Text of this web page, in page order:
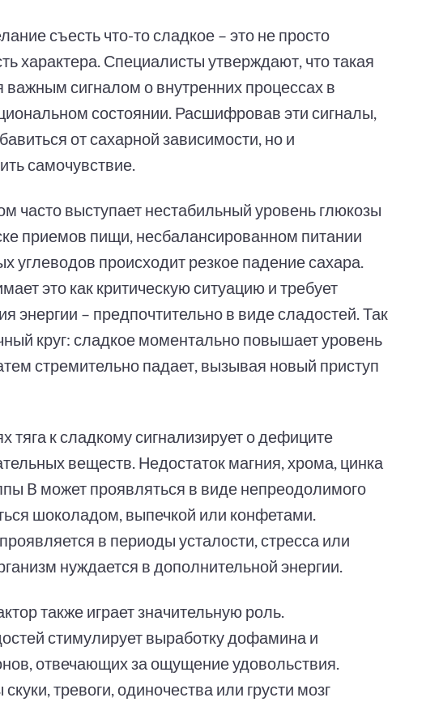
съесть что-то сладкое – это не просто
характера. Специалисты утверждают, что такая
важным сигналом о внутренних процессах в
состоянии. Расшифровав эти сигналы,
от сахарной зависимости, но и
самочувствие.
часто выступает нестабильный уровень глюкозы
приемов пищи, несбалансированном питании
углеводов происходит резкое падение сахара.
это как критическую ситуацию и требует
энергии – предпочтительно в виде сладостей. Так
круг: сладкое моментально повышает уровень
стремительно падает, вызывая новый приступ
тяга к сладкому сигнализирует о дефиците
веществ. Недостаток магния, хрома, цинка
B может проявляться в виде непреодолимого
шоколадом, выпечкой или конфетами.
в периоды усталости, стресса или
нуждается в дополнительной энергии.
также играет значительную роль.
стимулирует выработку дофамина и
отвечающих за ощущение удовольствия.
тревоги, одиночества или грусти мозг